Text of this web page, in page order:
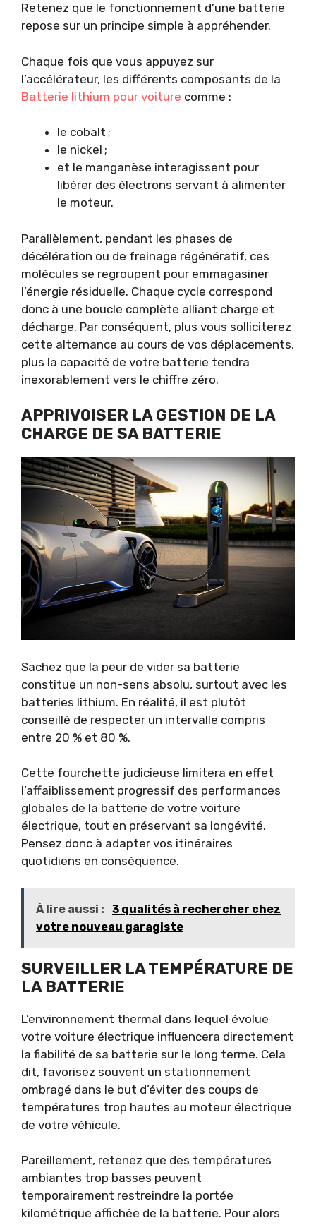
Retenez que le fonctionnement d’une batterie
repose sur un principe simple à appréhender.
Chaque fois que vous appuyez sur
l’accélérateur, les différents composants de la
Batterie lithium pour voiture comme :
le cobalt ;
le nickel ;
et le manganèse interagissent pour
libérer des électrons servant à alimenter
le moteur.
Parallèlement, pendant les phases de
décélération ou de freinage régénératif, ces
molécules se regroupent pour emmagasiner
l’énergie résiduelle. Chaque cycle correspond
donc à une boucle complète alliant charge et
décharge. Par conséquent, plus vous solliciterez
cette alternance au cours de vos déplacements,
plus la capacité de votre batterie tendra
inexorablement vers le chiffre zéro.
APPRIVOISER LA GESTION DE LA
CHARGE DE SA BATTERIE
Sachez que la peur de vider sa batterie
constitue un non-sens absolu, surtout avec les
batteries lithium. En réalité, il est plutôt
conseillé de respecter un intervalle compris
entre 20 % et 80 %.
Cette fourchette judicieuse limitera en effet
l’affaiblissement progressif des performances
globales de la batterie de votre voiture
électrique, tout en préservant sa longévité.
Pensez donc à adapter vos itinéraires
quotidiens en conséquence.
À lire aussi :
3 qualités à rechercher chez
votre nouveau garagiste
SURVEILLER LA TEMPÉRATURE DE
LA BATTERIE
L’environnement thermal dans lequel évolue
votre voiture électrique influencera directement
la fiabilité de sa batterie sur le long terme. Cela
dit, favorisez souvent un stationnement
ombragé dans le but d’éviter des coups de
températures trop hautes au moteur électrique
de votre véhicule.
Pareillement, retenez que des températures
ambiantes trop basses peuvent
temporairement restreindre la portée
kilométrique affichée de la batterie. Pour alors